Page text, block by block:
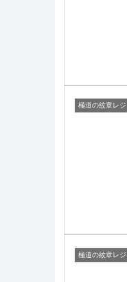
極道の紋章レ
極道の紋章レ